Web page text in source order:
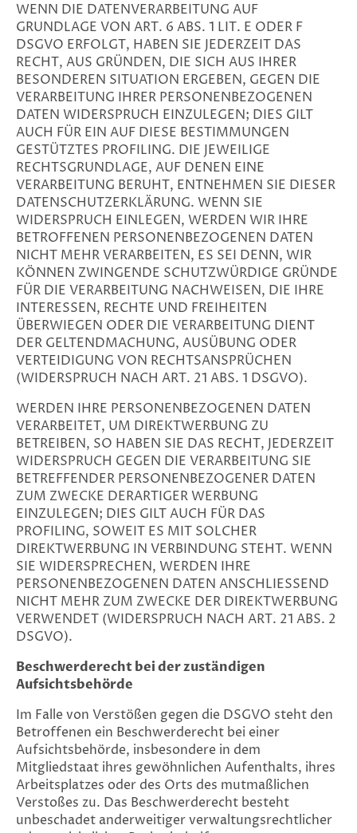
WENN DIE DATENVERARBEITUNG AUF
GRUNDLAGE VON ART. 6 ABS. 1 LIT. E ODER F
DSGVO ERFOLGT, HABEN SIE JEDERZEIT DAS
RECHT, AUS GRÜNDEN, DIE SICH AUS IHRER
BESONDEREN SITUATION ERGEBEN, GEGEN DIE
VERARBEITUNG IHRER PERSONENBEZOGENEN
DATEN WIDERSPRUCH EINZULEGEN; DIES GILT
AUCH FÜR EIN AUF DIESE BESTIMMUNGEN
GESTÜTZTES PROFILING. DIE JEWEILIGE
RECHTSGRUNDLAGE, AUF DENEN EINE
VERARBEITUNG BERUHT, ENTNEHMEN SIE DIESER
DATENSCHUTZERKLÄRUNG. WENN SIE
WIDERSPRUCH EINLEGEN, WERDEN WIR IHRE
BETROFFENEN PERSONENBEZOGENEN DATEN
NICHT MEHR VERARBEITEN, ES SEI DENN, WIR
KÖNNEN ZWINGENDE SCHUTZWÜRDIGE GRÜNDE
FÜR DIE VERARBEITUNG NACHWEISEN, DIE IHRE
INTERESSEN, RECHTE UND FREIHEITEN
ÜBERWIEGEN ODER DIE VERARBEITUNG DIENT
DER GELTENDMACHUNG, AUSÜBUNG ODER
VERTEIDIGUNG VON RECHTSANSPRÜCHEN
(WIDERSPRUCH NACH ART. 21 ABS. 1 DSGVO).
WERDEN IHRE PERSONENBEZOGENEN DATEN
VERARBEITET, UM DIREKTWERBUNG ZU
BETREIBEN, SO HABEN SIE DAS RECHT, JEDERZEIT
WIDERSPRUCH GEGEN DIE VERARBEITUNG SIE
BETREFFENDER PERSONENBEZOGENER DATEN
ZUM ZWECKE DERARTIGER WERBUNG
EINZULEGEN; DIES GILT AUCH FÜR DAS
PROFILING, SOWEIT ES MIT SOLCHER
DIREKTWERBUNG IN VERBINDUNG STEHT. WENN
SIE WIDERSPRECHEN, WERDEN IHRE
PERSONENBEZOGENEN DATEN ANSCHLIESSEND
NICHT MEHR ZUM ZWECKE DER DIREKTWERBUNG
VERWENDET (WIDERSPRUCH NACH ART. 21 ABS. 2
DSGVO).
Beschwerderecht bei der zuständigen
Aufsichtsbehörde
Im Falle von Verstößen gegen die DSGVO steht den
Betroffenen ein Beschwerderecht bei einer
Aufsichtsbehörde, insbesondere in dem
Mitgliedstaat ihres gewöhnlichen Aufenthalts, ihres
Arbeitsplatzes oder des Orts des mutmaßlichen
Verstoßes zu. Das Beschwerderecht besteht
unbeschadet anderweitiger verwaltungsrechtlicher